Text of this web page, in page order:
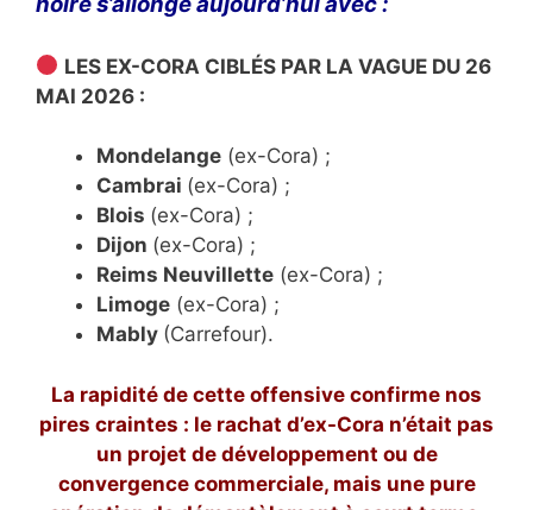
LES EX-CORA CIBLÉS PAR LA VAGUE DU 26
MAI 2026 :
Mondelange (ex-Cora) ;
Cambrai (ex-Cora) ;
Blois (ex-Cora) ;
Dijon (ex-Cora) ;
Reims Neuvillette (ex-Cora) ;
Limoge (ex-Cora) ;
Mably (Carrefour).
La rapidité de cette offensive confirme nos
pires craintes : le rachat d’ex-Cora n’était pas
un projet de développement ou de
convergence commerciale, mais une pure